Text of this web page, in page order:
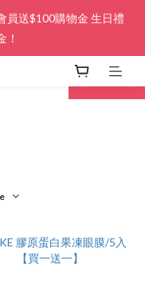
員送$100購物金 生日禮
！
prev next